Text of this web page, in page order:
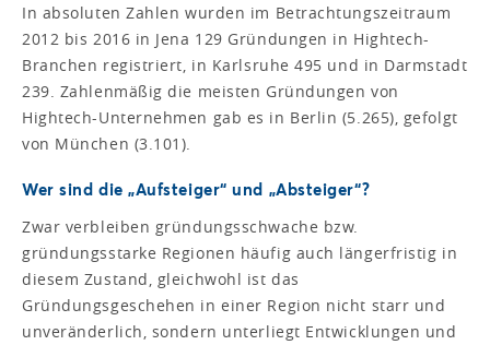
In absoluten Zahlen wurden im Betrachtungszeitraum
2012 bis 2016 in Jena 129 Gründungen in Hightech-
Branchen registriert, in Karlsruhe 495 und in Darmstadt
239. Zahlenmäßig die meisten Gründungen von
Hightech-Unternehmen gab es in Berlin (5.265), gefolgt
von München (3.101).
Wer sind die „Aufsteiger“ und „Absteiger“?
Zwar verbleiben gründungsschwache bzw.
gründungsstarke Regionen häufig auch längerfristig in
diesem Zustand, gleichwohl ist das
Gründungsgeschehen in einer Region nicht starr und
unveränderlich, sondern unterliegt Entwicklungen und